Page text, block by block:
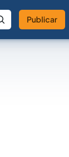
Publicar